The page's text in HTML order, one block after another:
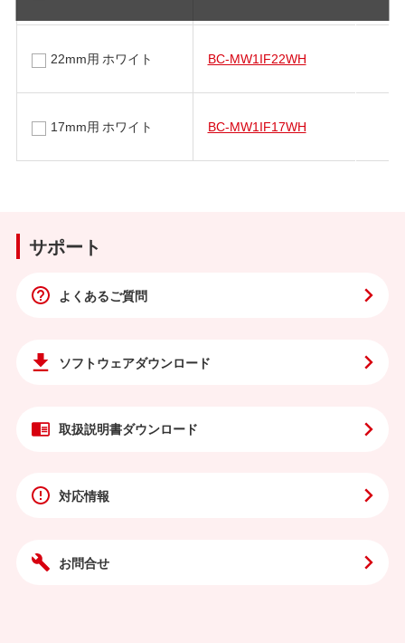
22mm用 ホワイト BC-MW1IF22WH
17mm用 ホワイト BC-MW1IF17WH
サポート
よくあるご質問
ソフトウェアダウンロード
取扱説明書ダウンロード
対応情報
お問合せ